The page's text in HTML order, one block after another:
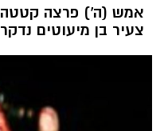
אמש (ה') פרצה קטטה
צעיר בן מיעוטים